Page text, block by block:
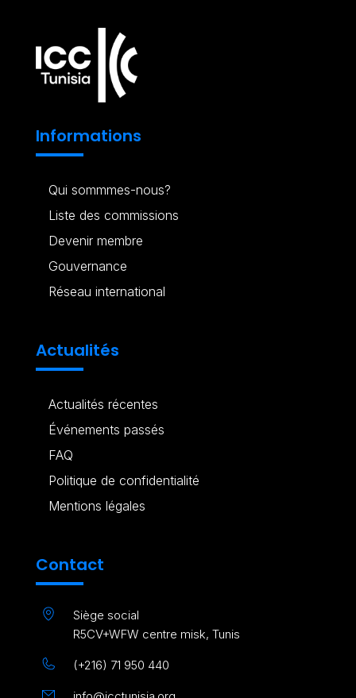
Informations
Qui sommmes-nous?
Liste des commissions
Devenir membre
Gouvernance
Réseau international
Actualités
Actualités récentes
Événements passés
FAQ
Politique de confidentialité
Mentions légales
Contact
Siège social
R5CV+WFW centre misk, Tunis
(+216) 71 950 440